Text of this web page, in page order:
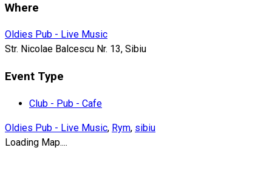
Where
Oldies Pub - Live Music
Str. Nicolae Balcescu Nr. 13, Sibiu
Event Type
Club - Pub - Cafe
Oldies Pub - Live Music, Rym, sibiu
Loading Map....